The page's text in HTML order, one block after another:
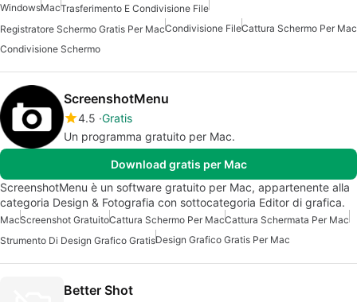
WindowsMacTrasferimento E Condivisione File
Registratore Schermo Gratis Per MacCondivisione FileCattura Schermo Per Mac
Condivisione Schermo
ScreenshotMenu
4.5 Gratis
Un programma gratuito per Mac.
Download gratis per Mac
ScreenshotMenu è un software gratuito per Mac, appartenente alla
categoria Design & Fotografia con sottocategoria Editor di grafica.
MacScreenshot GratuitoCattura Schermo Per MacCattura Schermata Per Mac
Strumento Di Design Grafico GratisDesign Grafico Gratis Per Mac
Better Shot